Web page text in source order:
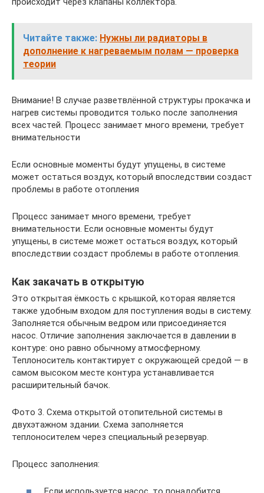
Читайте также: Нужны ли радиаторы в
дополнение к нагреваемым полам — проверка
теории
Внимание! В случае разветвлённой структуры прокачка и
нагрев системы проводится только после заполнения
всех частей. Процесс занимает много времени, требует
внимательности
Если основные моменты будут упущены, в системе
может остаться воздух, который впоследствии создаст
проблемы в работе отопления
Процесс занимает много времени, требует
внимательности. Если основные моменты будут
упущены, в системе может остаться воздух, который
впоследствии создаст проблемы в работе отопления.
Как закачать в открытую
Это открытая ёмкость с крышкой, которая является
также удобным входом для поступления воды в систему.
Заполняется обычным ведром или присоединяется
насос. Отличие заполнения заключается в давлении в
контуре: оно равно обычному атмосферному.
Теплоноситель контактирует с окружающей средой — в
самом высоком месте контура устанавливается
расширительный бачок.
Фото 3. Схема открытой отопительной системы в
двухэтажном здании. Схема заполняется
теплоносителем через специальный резервуар.
Процесс заполнения: